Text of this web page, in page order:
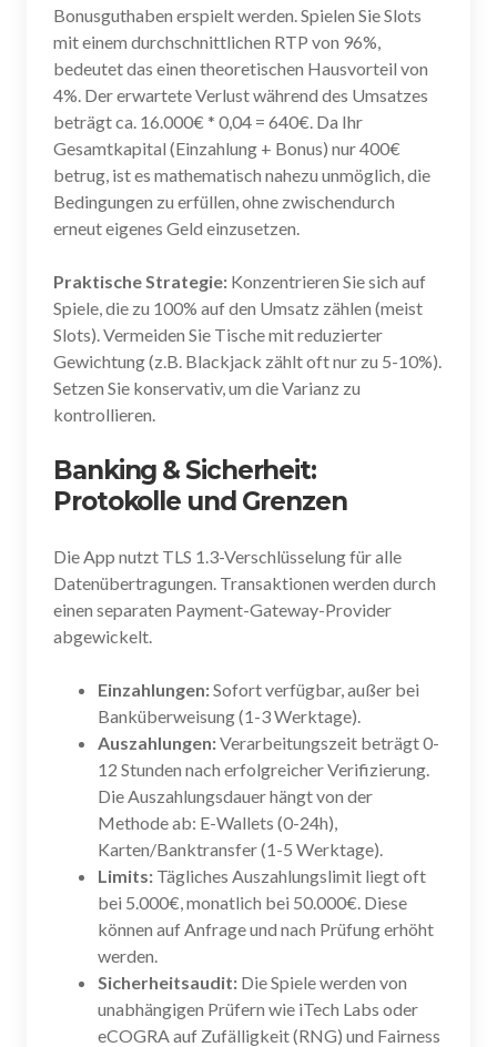
Bonusguthaben erspielt werden. Spielen Sie Slots
mit einem durchschnittlichen RTP von 96%,
bedeutet das einen theoretischen Hausvorteil von
4%. Der erwartete Verlust während des Umsatzes
beträgt ca. 16.000€ * 0,04 = 640€. Da Ihr
Gesamtkapital (Einzahlung + Bonus) nur 400€
betrug, ist es mathematisch nahezu unmöglich, die
Bedingungen zu erfüllen, ohne zwischendurch
erneut eigenes Geld einzusetzen.
Praktische Strategie: Konzentrieren Sie sich auf
Spiele, die zu 100% auf den Umsatz zählen (meist
Slots). Vermeiden Sie Tische mit reduzierter
Gewichtung (z.B. Blackjack zählt oft nur zu 5-10%).
Setzen Sie konservativ, um die Varianz zu
kontrollieren.
Banking & Sicherheit:
Protokolle und Grenzen
Die App nutzt TLS 1.3-Verschlüsselung für alle
Datenübertragungen. Transaktionen werden durch
einen separaten Payment-Gateway-Provider
abgewickelt.
Einzahlungen:Sofort verfügbar, außer bei
Banküberweisung (1-3 Werktage).
Auszahlungen:Verarbeitungszeit beträgt 0-
12 Stunden nach erfolgreicher Verifizierung.
Die Auszahlungsdauer hängt von der
Methode ab: E-Wallets (0-24h),
Karten/Banktransfer (1-5 Werktage).
Limits: Tägliches Auszahlungslimit liegt oft
bei 5.000€, monatlich bei 50.000€. Diese
können auf Anfrage und nach Prüfung erhöht
werden.
Sicherheitsaudit: Die Spiele werden von
unabhängigen Prüfern wie iTech Labs oder
eCOGRA auf Zufälligkeit (RNG) und Fairness